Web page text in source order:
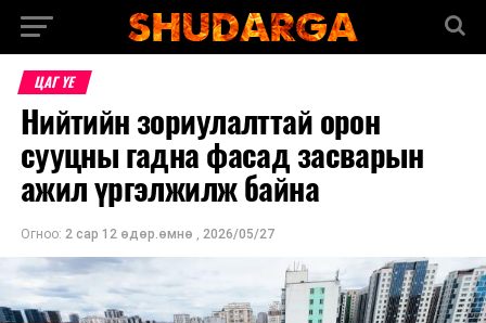
ЦАГ ҮЕ
Нийтийн зориулалттай орон
сууцны гадна фасад засварын
ажил үргэлжилж байна
Огноо: 2 сар 12 өдөр.өмнө , 2026/05/27